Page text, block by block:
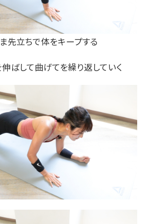
先立ちで体をキープする
ばして曲げてを繰り返していく